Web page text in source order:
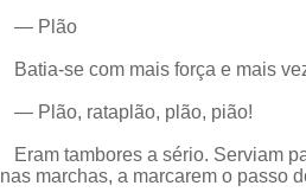
— Plão
Batia-se com mais força e mais
— Plão, rataplão, plão, pião!
Eram tambores a sério. Serviam
nas marchas, a marcarem o passo